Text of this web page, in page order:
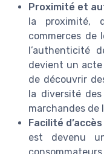
Proximité et
la proximité,
commerces de
l’authenticité
devient un
de découvrir
la diversité
marchandes de
Facilité
est devenu